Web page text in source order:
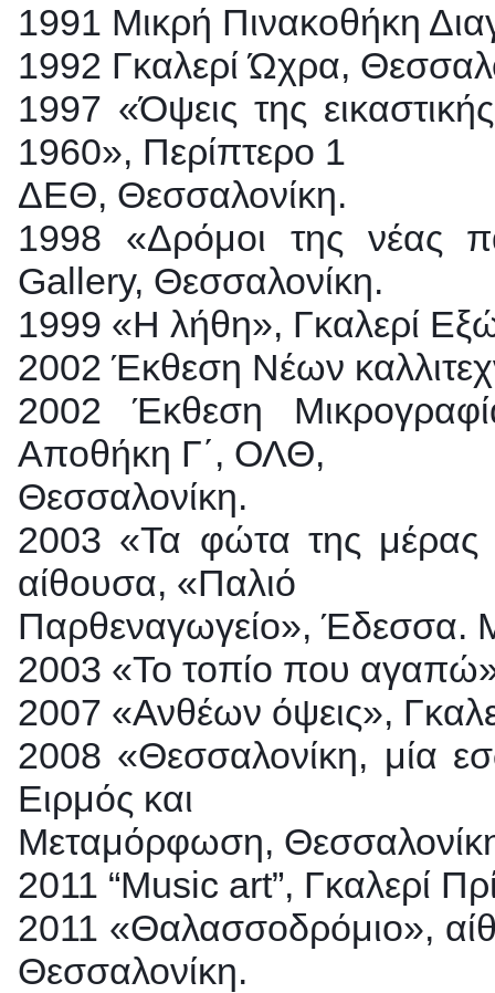
1991 Μικρή Πινακοθήκη
1992 Γκαλερί Ώχρα,
1997 «Όψεις της
1960», Περίπτερο 1
ΔΕΘ, Θεσσαλονίκη.
1998 «Δρόμοι της νέας
Gallery, Θεσσαλονίκη.
1999 «Η λήθη», Γκαλερί
2002 Έκθεση Νέων
2002 Έκθεση
Αποθήκη Γ΄, ΟΛΘ,
Θεσσαλονίκη.
2003 «Τα φώτα της μέρας
αίθουσα, «Παλιό
Παρθεναγωγείο», Έδεσσα.
2003 «Το τοπίο που
2007 «Ανθέων όψεις»,
2008 «Θεσσαλονίκη, μία
Ειρμός και
Μεταμόρφωση,
2011 “Music art”, Γκαλερί
2011 «Θαλασσοδρόμιο»,
Θεσσαλονίκη.